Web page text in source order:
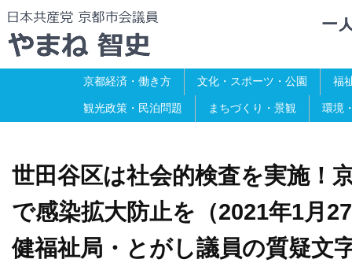
京都経済・働き方 文化・スポーツ・公園 福
観光政策・民泊問題 まちづくり・景観 環境
世田谷区は社会的検査を実施！
で感染拡大防止を（2021年1月
健福祉局・とがし議員の質疑文